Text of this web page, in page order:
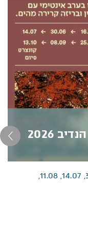
2026
בשקיעה.
טובה,
28.04, 12.05, 26.05, 16.06, 30.06, 14.07, 11.08,